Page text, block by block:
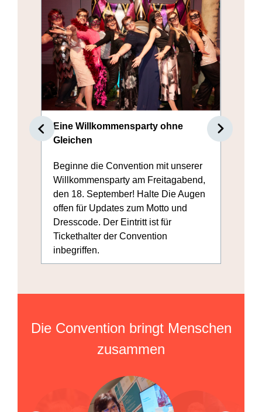
Eine Willkommensparty ohne
Gleichen
Beginne die Convention mit unserer
Willkommensparty am Freitagabend,
den 18. September! Halte Die Augen
offen für Updates zum Motto und
Dresscode. Der Eintritt ist für
Tickethalter der Convention
inbegriffen.
Die Convention bringt Menschen
zusammen